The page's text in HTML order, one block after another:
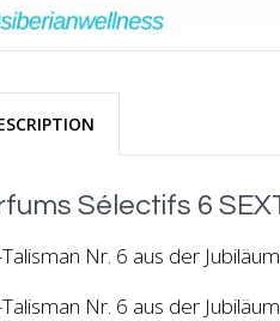
Sélectifs 6
Nr. 6 aus der
Nr. 6 aus der